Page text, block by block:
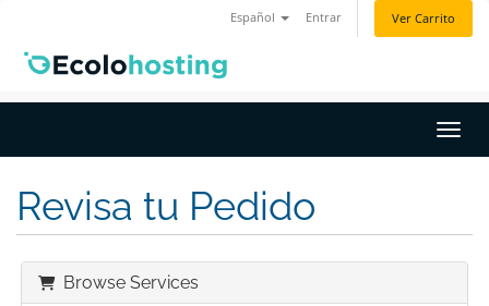
Español Entrar Ver Carrito
Revisa tu Pedido
Browse Services